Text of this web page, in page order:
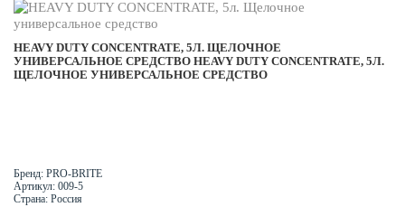
HEAVY DUTY CONCENTRATE, 5Л. ЩЕЛОЧНОЕ
УНИВЕРСАЛЬНОЕ СРЕДСТВО HEAVY DUTY CONCENTRATE, 5Л.
ЩЕЛОЧНОЕ УНИВЕРСАЛЬНОЕ СРЕДСТВО
Бренд: PRO-BRITE
Артикул: 009-5
Страна: Россия